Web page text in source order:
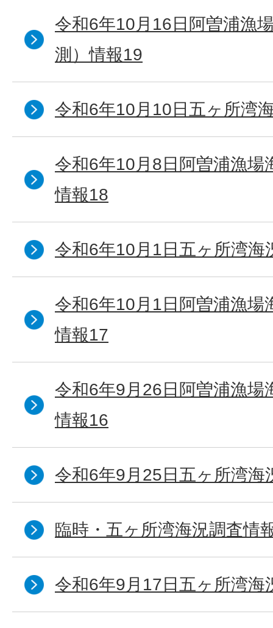
令和6年10月16日阿曽浦漁
測）情報19
令和6年10月10日五ヶ所湾
令和6年10月8日阿曽浦漁場
情報18
令和6年10月1日五ヶ所湾海
令和6年10月1日阿曽浦漁場
情報17
令和6年9月26日阿曽浦漁場
情報16
令和6年9月25日五ヶ所湾海
臨時・五ヶ所湾海況調査情
令和6年9月17日五ヶ所湾海